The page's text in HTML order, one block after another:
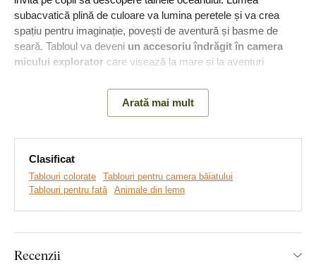
subacvatică plină de culoare va lumina peretele și va crea
spațiu pentru imaginație, povești de aventură și basme de
seară. Tabloul va deveni un accesoriu îndrăgit în camera
micului explorator care visează la mare și la aventuri
Arată mai mult
Clasificat
Tablouri colorate
Tablouri pentru camera băiatului
Tablouri pentru fată
Animale din lemn
Recenzii